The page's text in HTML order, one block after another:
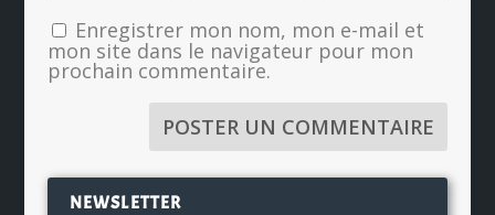
Enregistrer mon nom, mon e-mail et
mon site dans le navigateur pour mon
prochain commentaire.
NEWSLETTER